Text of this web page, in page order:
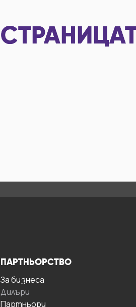
ПАРТНЬОРСТВО
За бизнесa
Дилъри
Партньори